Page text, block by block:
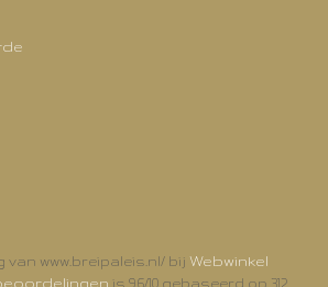
van www.breipaleis.nl/ bij Webwinkel
is 9.6/10 gebaseerd op 312